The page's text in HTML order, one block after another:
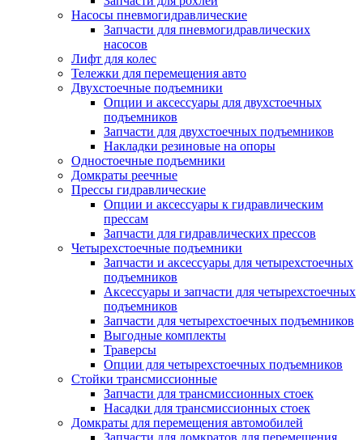
Насосы пневмогидравлические
Запчасти для пневмогидравлических
насосов
Лифт для колес
Тележки для перемещения авто
Двухстоечные подъемники
Опции и аксессуары для двухстоечных
подъемников
Запчасти для двухстоечных подъемников
Накладки резиновые на опоры
Одностоечные подъемники
Домкраты реечные
Прессы гидравлические
Опции и аксессуары к гидравлическим
прессам
Запчасти для гидравлических прессов
Четырехстоечные подъемники
Запчасти и аксессуары для четырехстоечных
подъемников
Аксессуары и запчасти для четырехстоечных
подъемников
Запчасти для четырехстоечных подъемников
Выгодные комплекты
Траверсы
Опции для четырехстоечных подъемников
Стойки трансмиссионные
Запчасти для трансмиссионных стоек
Насадки для трансмиссионных стоек
Домкраты для перемещения автомобилей
Запчасти для домкратов для перемещения